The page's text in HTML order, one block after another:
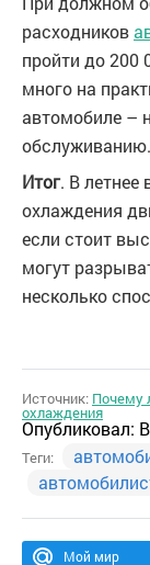
расходников
пройти до 200
много на
автомобиле –
обслуживанию.
Итог. В летнее
охлаждения
если стоит
могут
несколько
Источник: Почему
охлаждения
Опубликовал:
Теги:
Мой мир